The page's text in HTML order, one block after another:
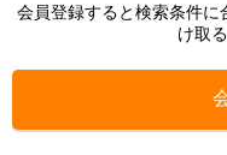
会員登録すると検索条件に
け取